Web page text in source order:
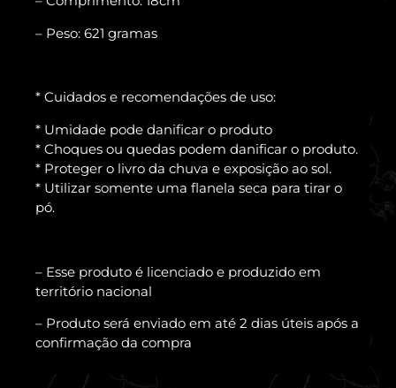
– Peso: 621 gramas
* Cuidados e recomendações de uso:
* Umidade pode danificar o produto
* Choques ou quedas podem danificar o produto.
* Proteger o livro da chuva e exposição ao sol.
* Utilizar somente uma flanela seca para tirar o
pó.
– Esse produto é licenciado e produzido em
território nacional
– Produto será enviado em até 2 dias úteis após a
confirmação da compra